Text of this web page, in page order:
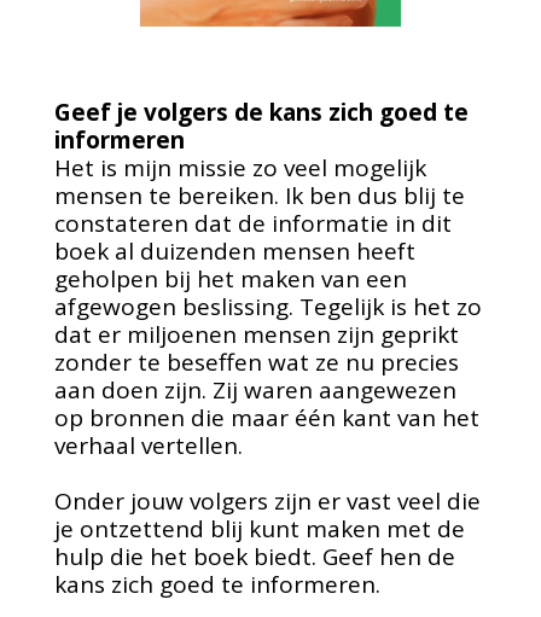
Geef je volgers de kans zich goed te
informeren
Het is mijn missie zo veel mogelijk
mensen te bereiken. Ik ben dus blij te
constateren dat de informatie in dit
boek al duizenden mensen heeft
geholpen bij het maken van een
afgewogen beslissing. Tegelijk is het zo
dat er miljoenen mensen zijn geprikt
zonder te beseffen wat ze nu precies
aan doen zijn. Zij waren aangewezen
op bronnen die maar één kant van het
verhaal vertellen.
Onder jouw volgers zijn er vast veel die
je ontzettend blij kunt maken met de
hulp die het boek biedt. Geef hen de
kans zich goed te informeren.